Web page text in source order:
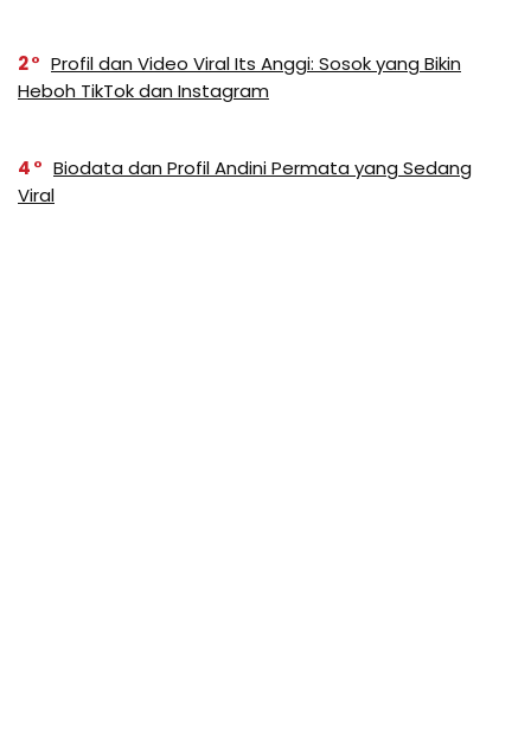
2
Profil dan Video Viral Its Anggi: Sosok yang Bikin
Heboh TikTok dan Instagram
4
Biodata dan Profil Andini Permata yang Sedang
Viral